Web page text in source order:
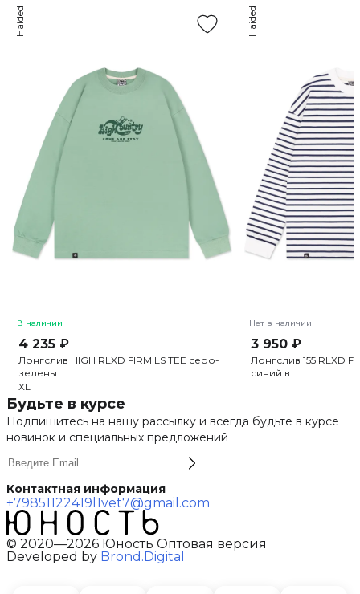
В наличии
Haided
4 235 ₽
Лонгслив HIGH RLXD FIRM LS TEE серо-
зелены...
XL
Нет в наличии
Haided
3 950 ₽
Лонгслив 155 RLXD
синий в...
Будьте в курсе
Подпишитесь на нашу рассылку и всегда будьте в курсе
новинок и специальных предложений
Контактная информация
+79851122419 l1vet7@gmail.com
© 2020—2026 Юность Оптовая версия
Developed by Brond.Digital